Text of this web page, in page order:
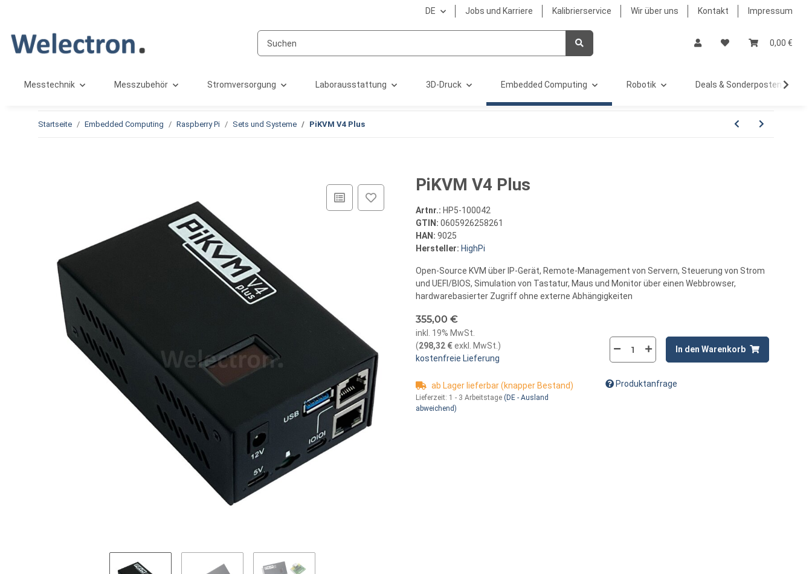
DE Jobs und Karriere Kalibrierservice Wir über uns Kontakt Impressum
0,00 €
Messtechnik Messzubehör Stromversorgung Laborausstattung 3D-Druck Embedded Computing Robotik Deals & Sonderposten %
Startseite Embedded Computing Raspberry Pi Sets und Systeme PiKVM V4 Plus
PiKVM V4 Plus
Artnr.: HP5-100042
GTIN: 0605926258261
HAN: 9025
Hersteller: HighPi
Open-Source KVM über IP-Gerät, Remote-Management von Servern, Steuerung von Strom
und UEFI/BIOS, Simulation von Tastatur, Maus und Monitor über einen Webbrowser,
hardwarebasierter Zugriff ohne externe Abhängigkeiten
355,00 €
inkl. 19% MwSt.
(298,32 €exkl. MwSt. )
kostenfreie Lieferung
ab Lager lieferbar (knapper Bestand)
Lieferzeit: 1 - 3 Arbeitstage (DE - Ausland
abweichend)
In den Warenkorb
Produktanfrage